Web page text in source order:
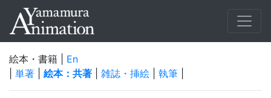
絵本・書籍 | En
単著 絵本：共著 雑誌・挿絵 執筆